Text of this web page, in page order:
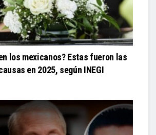
los mexicanos? Estas fueron las
en 2025, según INEGI